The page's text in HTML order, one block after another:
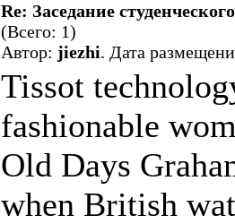
Re: Заседание
(Всего: 1)
Автор: jiezhi. Дата
Tissot
fashionable
Old Days
when British